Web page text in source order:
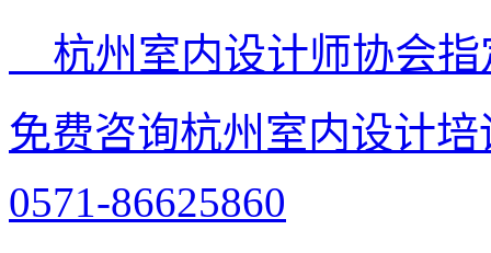
杭州室内设计师协会
免费咨询杭州室内设计
0571-86625860